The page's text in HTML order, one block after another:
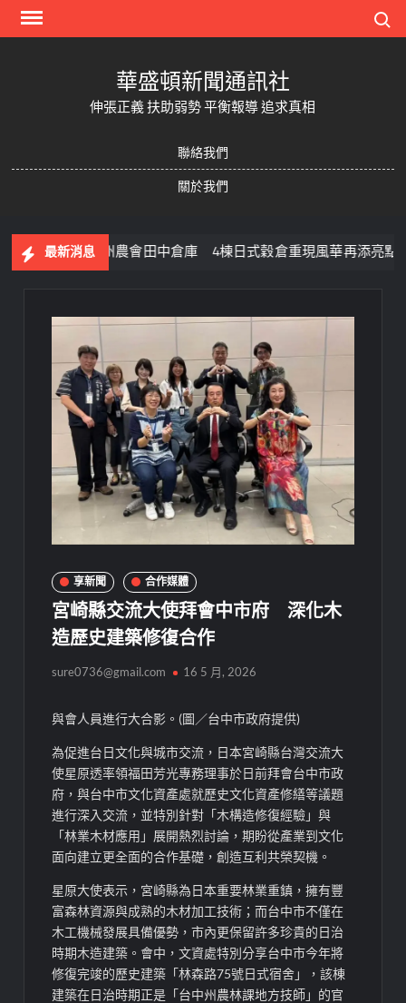
Skip
華盛頓新聞通訊社
伸張正義 扶助弱勢 平衡報導 追求真相
聯絡我們
關於我們
最新消息
建築原台中州農會田中倉庫 4棟日式穀倉重現風華再添亮點
享新聞 合作媒體
宮崎縣交流大使拜會中市府 深化木
造歷史建築修復合作
sure0736@gmail.com 16 5 月, 2026
與會人員進行大合影。(圖／台中市政府提供)
為促進台日文化與城市交流，日本宮崎縣台灣交流大
使星原透率領福田芳光專務理事於日前拜會台中市政
府，與台中市文化資產處就歷史文化資產修繕等議題
進行深入交流，並特別針對「木構造修復經驗」與
「林業木材應用」展開熱烈討論，期盼從產業到文化
面向建立更全面的合作基礎，創造互利共榮契機。
星原大使表示，宮崎縣為日本重要林業重鎮，擁有豐
富森林資源與成熟的木材加工技術；而台中市不僅在
木工機械發展具備優勢，市內更保留許多珍貴的日治
時期木造建築。會中，文資處特別分享台中市今年將
修復完竣的歷史建築「林森路75號日式宿舍」，該棟
建築在日治時期正是「台中州農林課地方技師」的官